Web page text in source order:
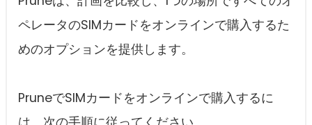
ペレータのSIMカードをオンラインで購入するた
めのオプションを提供します。
PruneでSIMカードをオンラインで購入するに